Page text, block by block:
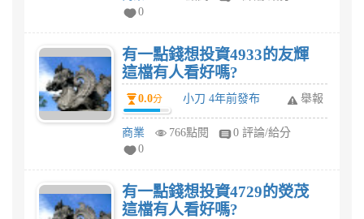
0
有一點錢想投資4933的友輝
這檔有人看好嗎?
0.0分 小刀 4年前發布 舉報
商業 766點閱
0 評論/給分
0
有一點錢想投資4729的熒茂
這檔有人看好嗎?